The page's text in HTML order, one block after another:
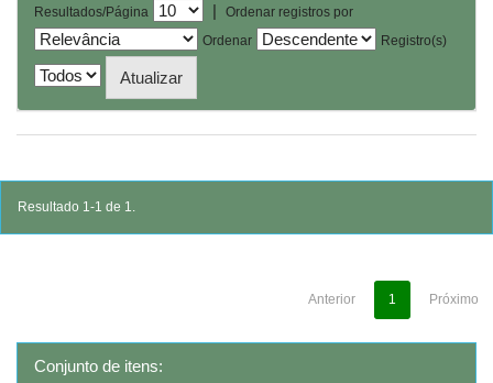
Resultados/Página |
Ordenar registros por
Ordenar
Registro(s)
Resultado 1-1 de 1.
Anterior 1 Próximo
Conjunto de itens: